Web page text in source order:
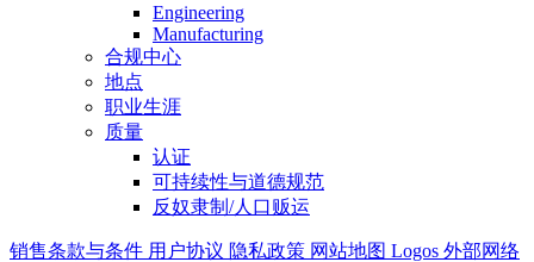
Engineering
Manufacturing
合规中心
地点
职业生涯
质量
认证
可持续性与道德规范
反奴隶制/人口贩运
销售条款与条件 用户协议 隐私政策 网站地图 Logos 外部网络